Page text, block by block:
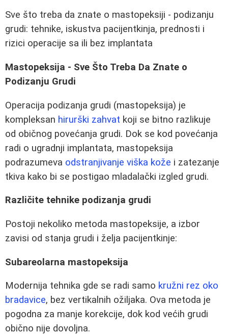
Sve što treba da znate o mastopeksiji - podizanju
grudi: tehnike, iskustva pacijentkinja, prednosti i
rizici operacije sa ili bez implantata
Mastopeksija - Sve Što Treba Da Znate o
Podizanju Grudi
Operacija podizanja grudi (mastopeksija) je
kompleksan hirurški zahvat koji se bitno razlikuje
od običnog povećanja grudi. Dok se kod povećanja
radi o ugradnji implantata, mastopeksija
podrazumeva odstranjivanje viška kože i zatezanje
tkiva kako bi se postigao mladalački izgled grudi.
Različite tehnike podizanja grudi
Postoji nekoliko metoda mastopeksije, a izbor
zavisi od stanja grudi i želja pacijentkinje:
Subareolarna mastopeksija
Modernija tehnika gde se radi samo kružni rez oko
bradavice, bez vertikalnih ožiljaka. Ova metoda je
pogodna za manje korekcije, dok kod većih grudi
obično nije dovoljna.